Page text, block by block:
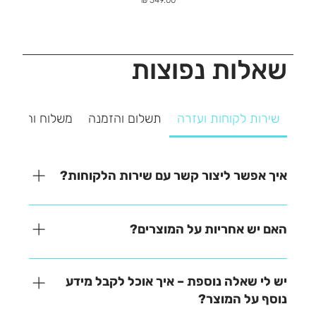
שאלות נפוצות
שירות לקוחות ועזרה תשלום והזמנה משלוח
איך אפשר ליצור קשר עם שירות הלקוחות?
אנחנו כאן כדי לעזור! ניתן ליצור איתנו קשר בקלות דרך
אחת מהאפשרויות הבאות: - בטלפון – 03-641-6555 -
contact@zrazi.co.il נשמח לענות על כל שאלה ולעזור
לכם בכל נושא!
האם יש אחריות על המוצרים?
האחריות משתנה בהתאם לכל מוצר – תוכלו למצוא את כל
הפרטים בתיאור המוצר בעמוד הרכישה. לכל שאלה
נוספת, אנחנו כאן לעזור!
יש לי שאלה נוספת – איך אוכל לקבל מידע
נוסף על המוצר?